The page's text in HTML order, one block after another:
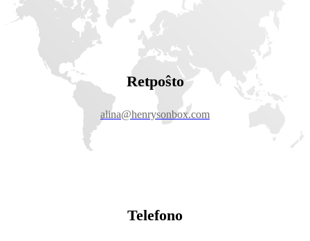
Retpoŝto
alina@henrysonbox.com
Telefono